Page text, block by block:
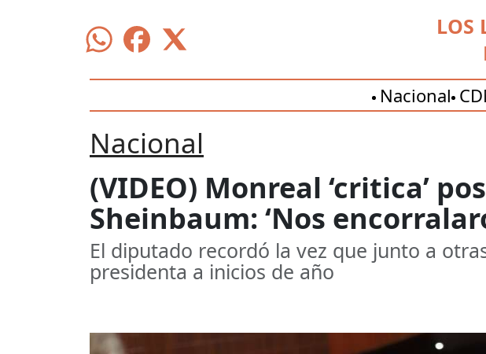
LOS
Nacional
Nacional
(VIDEO) Monreal ‘critica’
Sheinbaum: ‘Nos
El diputado recordó la vez que junto a
presidenta a inicios de año